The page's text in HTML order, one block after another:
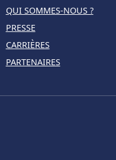
QUI SOMMES-NOUS ?
PRESSE
CARRIÈRES
PARTENAIRES